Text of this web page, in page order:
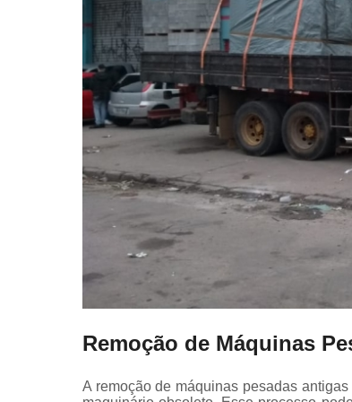
Remoção de Máquinas
A remoção de máquinas pesadas